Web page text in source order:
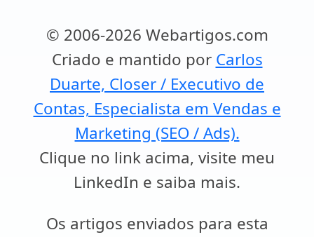
© 2006-2026 Webartigos.com
Criado e mantido por Carlos
Duarte, Closer / Executivo de
Contas, Especialista em Vendas e
Marketing (SEO / Ads).
Clique no link acima, visite meu
LinkedIn e saiba mais.
Os artigos enviados para esta